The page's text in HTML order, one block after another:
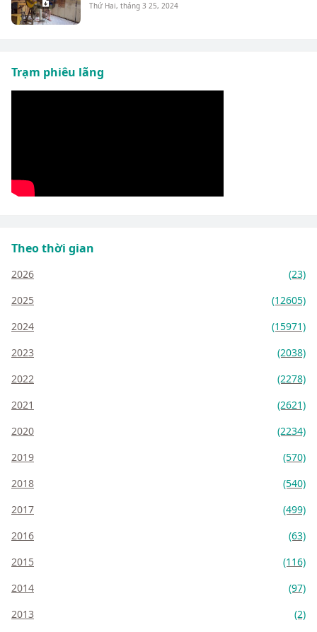
Thứ Hai, tháng 3 25, 2024
Trạm phiêu lãng
Theo thời gian
2026
(23)
2025
(12605)
2024
(15971)
2023
(2038)
2022
(2278)
2021
(2621)
2020
(2234)
2019
(570)
2018
(540)
2017
(499)
2016
(63)
2015
(116)
2014
(97)
2013
(2)